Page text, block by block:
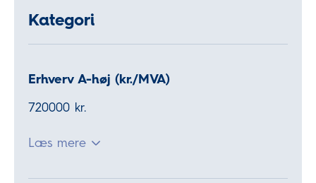
Kategori
Erhverv A-høj (kr./MVA)
720000 kr.
Læs mere